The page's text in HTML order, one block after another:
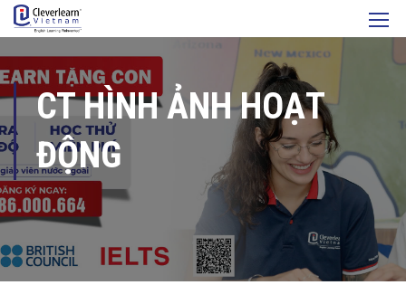
CT HÌNH ẢNH HOẠT
ĐỘNG